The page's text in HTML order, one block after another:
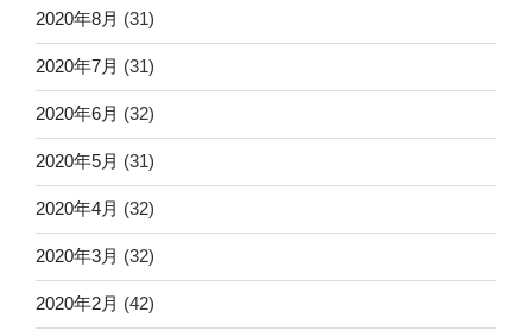
2020年8月 (31)
2020年7月 (31)
2020年6月 (32)
2020年5月 (31)
2020年4月 (32)
2020年3月 (32)
2020年2月 (42)